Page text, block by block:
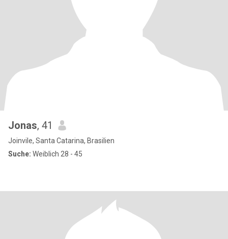
Jonas, 41
Joinvile, Santa Catarina, Brasilien
Suche: Weiblich 28 - 45